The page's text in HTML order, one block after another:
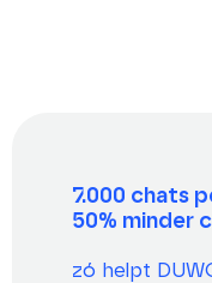
7.000 chats
50% minder
zó helpt